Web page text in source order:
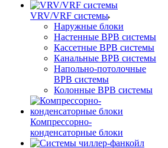
VRV/VRF системы
Наружные блоки
Настенные ВРВ системы
Кассетные ВРВ системы
Канальные ВРВ системы
Напольно-потолочные
ВРВ системы
Колонные ВРВ системы
Компрессорно-
конденсаторные блоки